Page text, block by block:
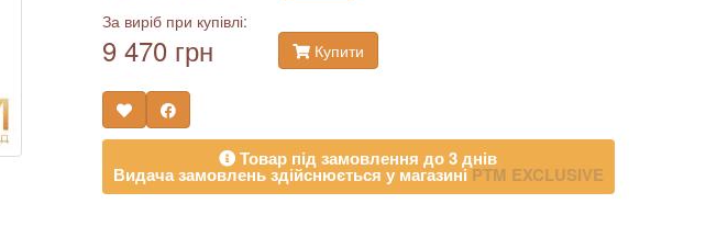
За виріб при купівлі:
9 470 грн Купити
Товар під замовлення до 3 днів
Видача замовлень здійснюється у магазиніPTM EXCLUSIVE